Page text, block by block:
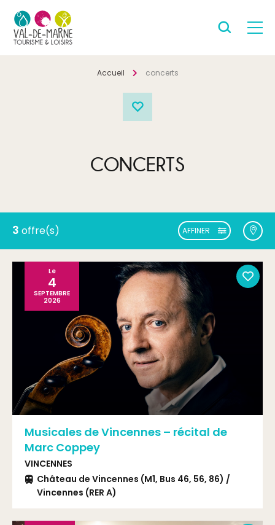
Accueil concerts
CONCERTS
3 offre(s) AFFINER
Le
4
SEPTEMBRE
2026
Musicales de Vincennes – récital de
Marc Coppey
VINCENNES
Château de Vincennes (M1, Bus 46, 56, 86) /
Vincennes (RER A)